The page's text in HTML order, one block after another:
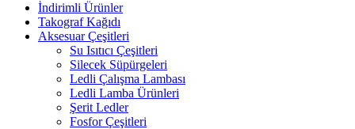
İndirimli Ürünler
Takograf Kağıdı
Aksesuar Çeşitleri
Su Isıtıcı Çeşitleri
Silecek Süpürgeleri
Ledli Çalışma Lambası
Ledli Lamba Ürünleri
Şerit Ledler
Fosfor Çeşitleri